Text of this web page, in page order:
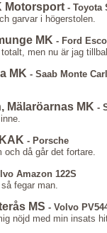
Motorsport - Toyota
garvar i högerstolen.
MK - Ford
men nu är jag
MK - Saab Monte
Mälaröarnas MK -
- Porsche
och då går det fortare.
Amazon 122S
fegar man.
MS - Volvo
nöjd med min insats